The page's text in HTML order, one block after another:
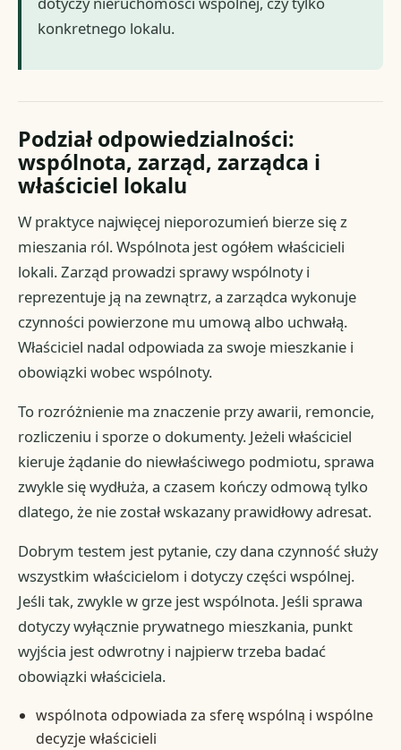
konkretnego lokalu.
Podział odpowiedzialności:
wspólnota, zarząd, zarządca i
właściciel lokalu
W praktyce najwięcej nieporozumień bierze się z
mieszania ról. Wspólnota jest ogółem właścicieli
lokali. Zarząd prowadzi sprawy wspólnoty i
reprezentuje ją na zewnątrz, a zarządca wykonuje
czynności powierzone mu umową albo uchwałą.
Właściciel nadal odpowiada za swoje mieszkanie i
obowiązki wobec wspólnoty.
To rozróżnienie ma znaczenie przy awarii, remoncie,
rozliczeniu i sporze o dokumenty. Jeżeli właściciel
kieruje żądanie do niewłaściwego podmiotu, sprawa
zwykle się wydłuża, a czasem kończy odmową tylko
dlatego, że nie został wskazany prawidłowy adresat.
Dobrym testem jest pytanie, czy dana czynność służy
wszystkim właścicielom i dotyczy części wspólnej.
Jeśli tak, zwykle w grze jest wspólnota. Jeśli sprawa
dotyczy wyłącznie prywatnego mieszkania, punkt
wyjścia jest odwrotny i najpierw trzeba badać
obowiązki właściciela.
wspólnota odpowiada za sferę wspólną i wspólne
decyzje właścicieli